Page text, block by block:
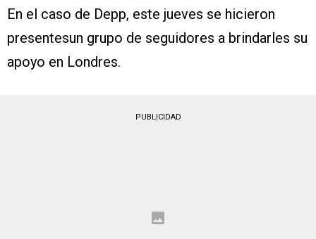
En el caso de Depp, este jueves se hicieron
presentesun grupo de seguidores a brindarles su
apoyo en Londres.
PUBLICIDAD